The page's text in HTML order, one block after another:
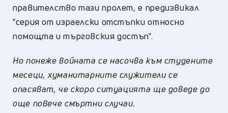
правителство тази пролет, е предизвикал
"серия от израелски отстъпки относно
помощта и търговския достъп".
Но понеже войната се насочва към студените
месеци, хуманитарните служители се
опасяват, че скоро ситуацията ще доведе до
още повече смъртни случаи.